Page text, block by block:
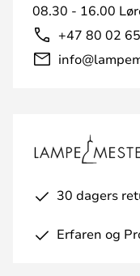
08.30 - 16.00
+47 80 02
30 dagers
Erfaren og